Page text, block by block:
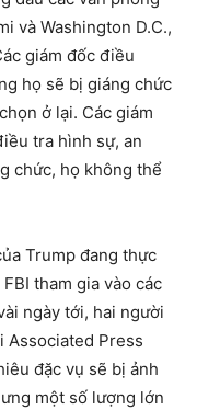
và Washington D.C.,
giám đốc điều
họ sẽ bị giáng chức
ở lại. Các giám
tra hình sự, an
chức, họ không thể
Trump đang thực
tham gia vào các
ngày tới, hai người
Associated Press
đặc vụ sẽ bị ảnh
một số lượng lớn